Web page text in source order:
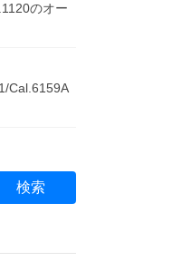
のオー
Cal.6159A